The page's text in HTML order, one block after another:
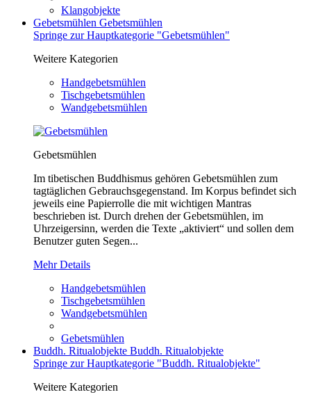
Klangobjekte
Gebetsmühlen Gebetsmühlen
Springe zur Hauptkategorie "Gebetsmühlen"
Weitere Kategorien
Handgebetsmühlen
Tischgebetsmühlen
Wandgebetsmühlen
Gebetsmühlen
Im tibetischen Buddhismus gehören Gebetsmühlen zum
tagtäglichen Gebrauchsgegenstand. Im Korpus befindet sich
jeweils eine Papierrolle die mit wichtigen Mantras
beschrieben ist. Durch drehen der Gebetsmühlen, im
Uhrzeigersinn, werden die Texte „aktiviert“ und sollen dem
Benutzer guten Segen...
Mehr Details
Handgebetsmühlen
Tischgebetsmühlen
Wandgebetsmühlen
Gebetsmühlen
Buddh. Ritualobjekte Buddh. Ritualobjekte
Springe zur Hauptkategorie "Buddh. Ritualobjekte"
Weitere Kategorien